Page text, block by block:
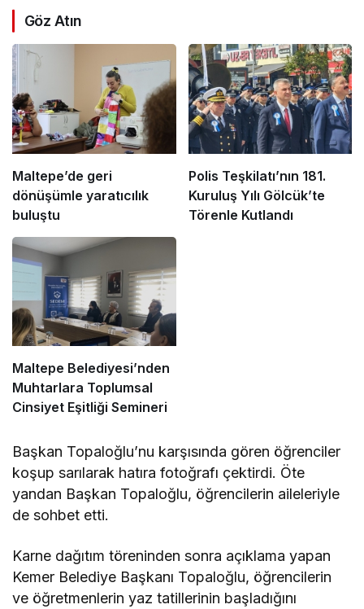
Göz Atın
Maltepe’de geri
dönüşümle yaratıcılık
buluştu
Polis Teşkilatı’nın 181.
Kuruluş Yılı Gölcük’te
Törenle Kutlandı
Maltepe Belediyesi’nden
Muhtarlara Toplumsal
Cinsiyet Eşitliği Semineri
Başkan Topaloğlu’nu karşısında gören öğrenciler
koşup sarılarak hatıra fotoğrafı çektirdi. Öte
yandan Başkan Topaloğlu, öğrencilerin aileleriyle
de sohbet etti.
Karne dağıtım töreninden sonra açıklama yapan
Kemer Belediye Başkanı Topaloğlu, öğrencilerin
ve öğretmenlerin yaz tatillerinin başladığını